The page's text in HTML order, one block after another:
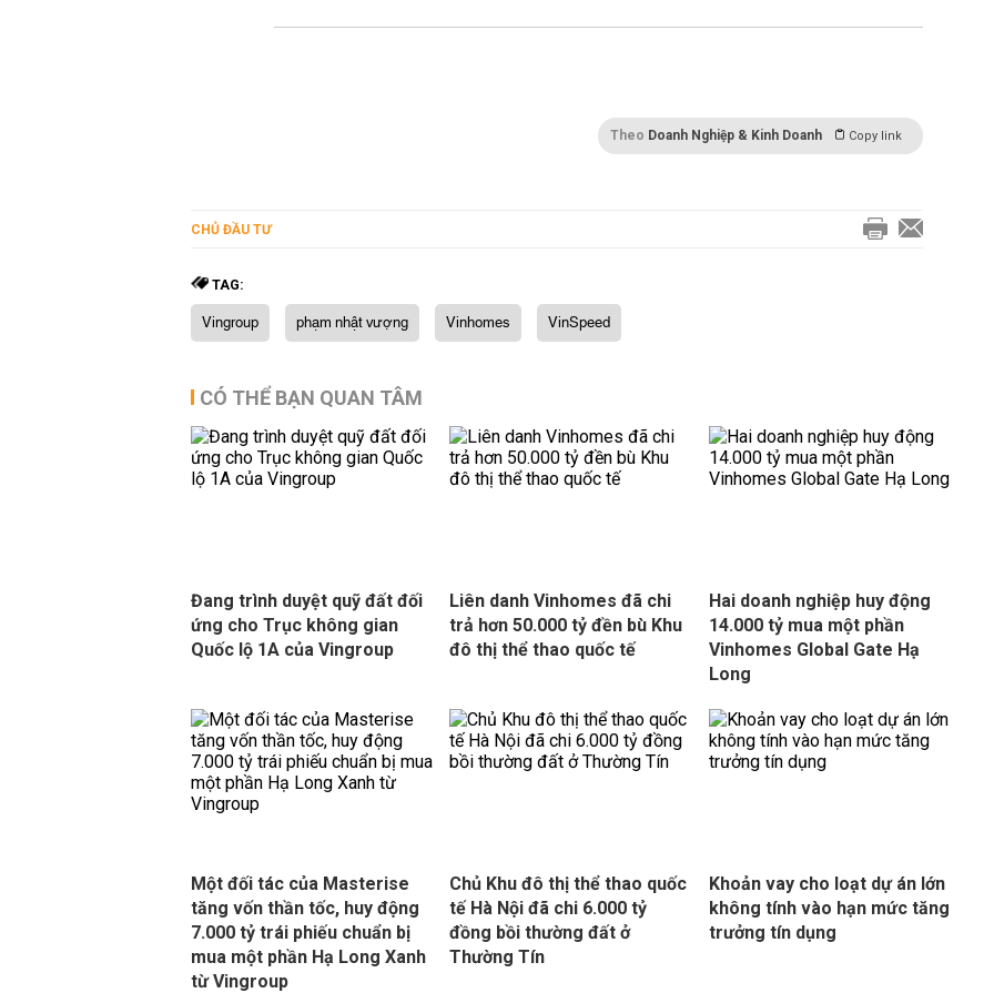
Theo Doanh Nghiệp & Kinh Doanh Copy link
CHỦ ĐẦU TƯ
TAG:
Vingroup phạm nhật vượng Vinhomes VinSpeed
CÓ THỂ BẠN QUAN TÂM
Đang trình duyệt quỹ đất đối
ứng cho Trục không gian
Quốc lộ 1A của Vingroup
Liên danh Vinhomes đã chi
trả hơn 50.000 tỷ đền bù Khu
đô thị thể thao quốc tế
Hai doanh nghiệp huy động
14.000 tỷ mua một phần
Vinhomes Global Gate Hạ
Long
Một đối tác của Masterise
tăng vốn thần tốc, huy động
7.000 tỷ trái phiếu chuẩn bị
mua một phần Hạ Long Xanh
từ Vingroup
Chủ Khu đô thị thể thao quốc
tế Hà Nội đã chi 6.000 tỷ
đồng bồi thường đất ở
Thường Tín
Khoản vay cho loạt dự án lớn
không tính vào hạn mức tăng
trưởng tín dụng